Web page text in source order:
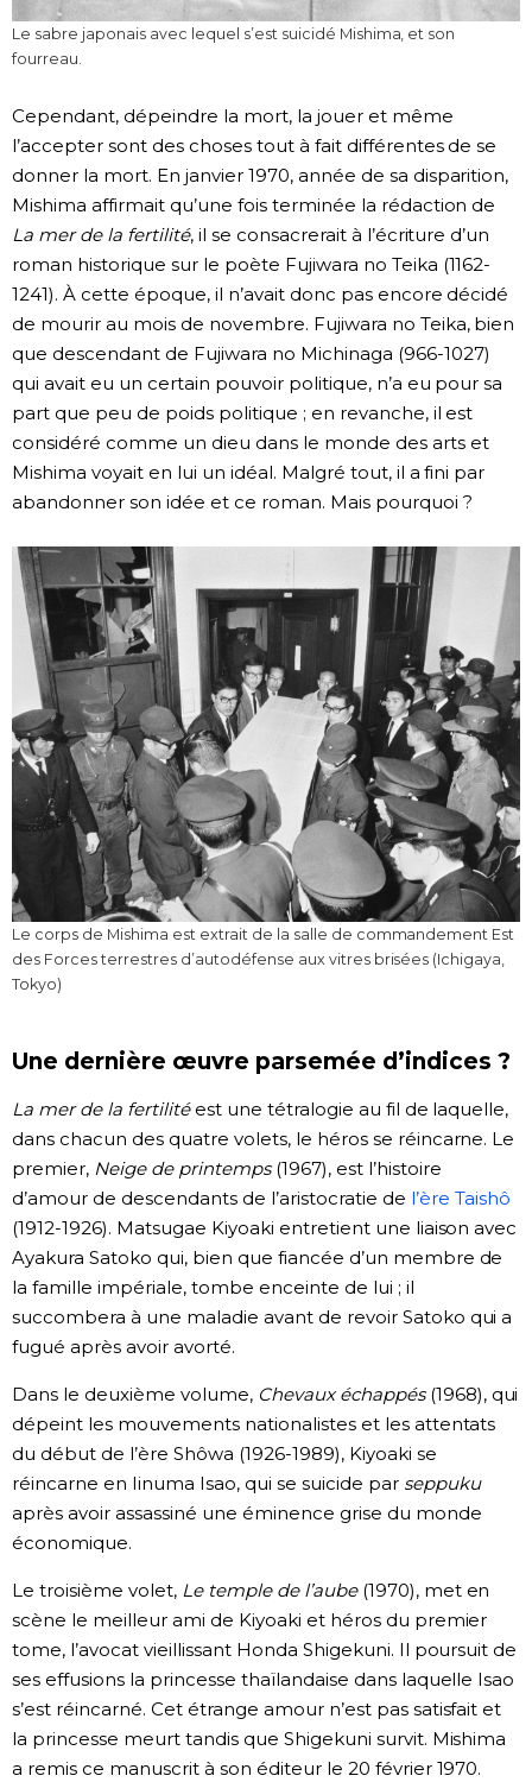
Le sabre japonais avec lequel s’est suicidé Mishima, et son
fourreau.
Cependant, dépeindre la mort, la jouer et même
l’accepter sont des choses tout à fait différentes de se
donner la mort. En janvier 1970, année de sa disparition,
Mishima affirmait qu’une fois terminée la rédaction de
La mer de la fertilité, il se consacrerait à l’écriture d’un
roman historique sur le poète Fujiwara no Teika (1162-
1241). À cette époque, il n’avait donc pas encore décidé
de mourir au mois de novembre. Fujiwara no Teika, bien
que descendant de Fujiwara no Michinaga (966-1027)
qui avait eu un certain pouvoir politique, n’a eu pour sa
part que peu de poids politique ; en revanche, il est
considéré comme un dieu dans le monde des arts et
Mishima voyait en lui un idéal. Malgré tout, il a fini par
abandonner son idée et ce roman. Mais pourquoi ?
Le corps de Mishima est extrait de la salle de commandement Est
des Forces terrestres d’autodéfense aux vitres brisées (Ichigaya,
Tokyo)
Une dernière œuvre parsemée d’indices ?
La mer de la fertilité est une tétralogie au fil de laquelle,
dans chacun des quatre volets, le héros se réincarne. Le
premier, Neige de printemps(1967), est l’histoire
d’amour de descendants de l’aristocratie de l’ère Taishô
(1912-1926). Matsugae Kiyoaki entretient une liaison avec
Ayakura Satoko qui, bien que fiancée d’un membre de
la famille impériale, tombe enceinte de lui ; il
succombera à une maladie avant de revoir Satoko qui a
fugué après avoir avorté.
Dans le deuxième volume, Chevaux échappés(1968), qui
dépeint les mouvements nationalistes et les attentats
du début de l’ère Shôwa (1926-1989), Kiyoaki se
réincarne en Iinuma Isao, qui se suicide par seppuku
après avoir assassiné une éminence grise du monde
économique.
Le troisième volet, Le temple de l’aube (1970), met en
scène le meilleur ami de Kiyoaki et héros du premier
tome, l’avocat vieillissant Honda Shigekuni. Il poursuit de
ses effusions la princesse thaïlandaise dans laquelle Isao
s’est réincarné. Cet étrange amour n’est pas satisfait et
la princesse meurt tandis que Shigekuni survit. Mishima
a remis ce manuscrit à son éditeur le 20 février 1970.